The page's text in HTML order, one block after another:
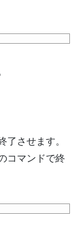
了させます。
コマンドで終